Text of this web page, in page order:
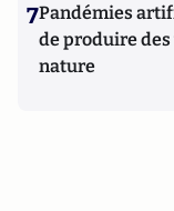
7Pandémies
de produire des
nature